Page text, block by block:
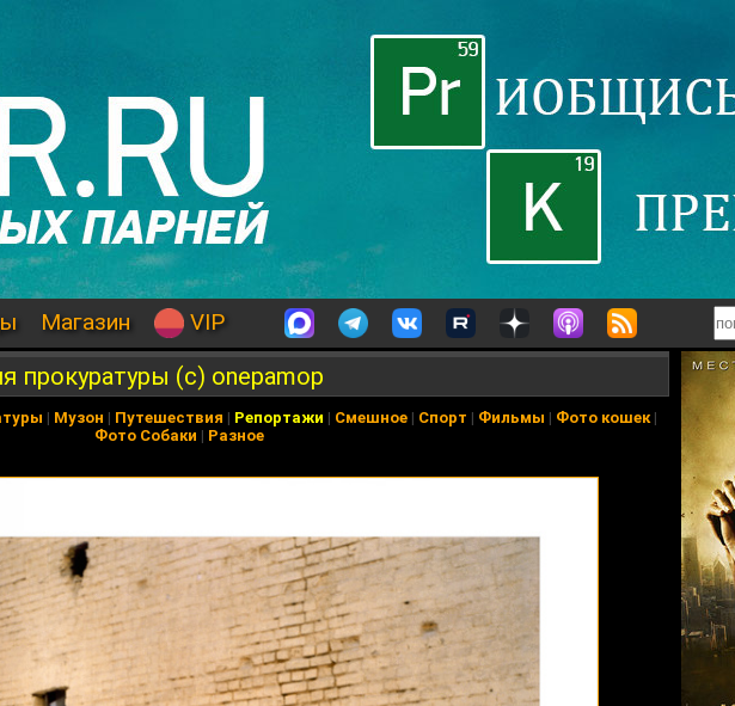
Магазин VIP
прокуратуры (с) onepamop
| Музон | Путешествия | Репортажи | Смешное| Спорт | Фильмы | Фото кошек|
Фото Собаки | Разное